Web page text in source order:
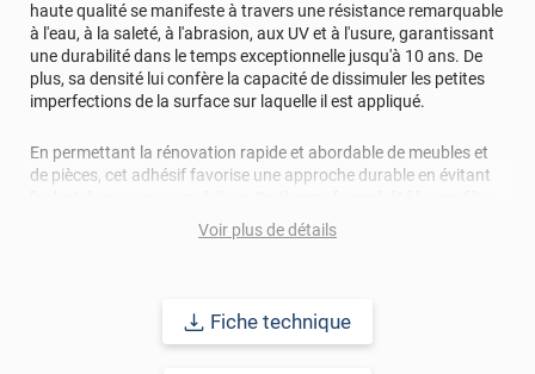
haute qualité se manifeste à travers une résistance remarquable
à l'eau, à la saleté, à l'abrasion, aux UV et à l'usure, garantissant
une durabilité dans le temps exceptionnelle jusqu'à 10 ans. De
plus, sa densité lui confère la capacité de dissimuler les petites
imperfections de la surface sur laquelle il est appliqué.
En permettant la rénovation rapide et abordable de meubles et
de pièces, cet adhésif favorise une approche durable en évitant
la possibilité de s'adapter aux formes les plus complexes et
galbées, offrant ainsi une flexibilité maximale pour les projets de
Pour mener à bien votre projet, nous vous recommandons de
Voir plus de détails
Fiche technique